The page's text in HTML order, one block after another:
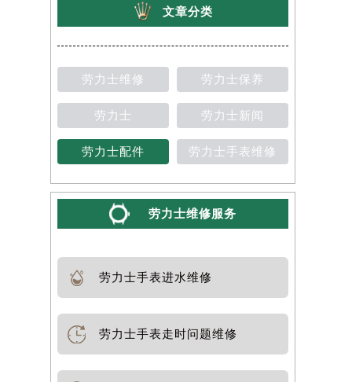
文章分类
劳力士维修 劳力士保养
劳力士 劳力士新闻
劳力士配件 劳力士手表维修
劳力士维修服务
劳力士手表进水维修
劳力士手表走时问题维修